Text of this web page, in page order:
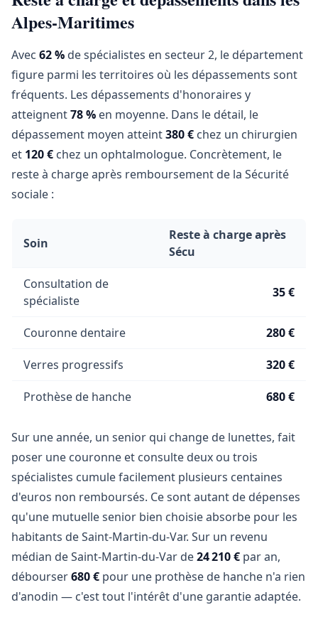
Alpes-Maritimes
Avec 62 % de spécialistes en secteur 2, le département
figure parmi les territoires où les dépassements sont
fréquents. Les dépassements d'honoraires y
atteignent78 % en moyenne. Dans le détail, le
dépassement moyen atteint380 € chez un chirurgien
et 120 € chez un ophtalmologue. Concrètement, le
reste à charge après remboursement de la Sécurité
sociale :
Soin
Reste à charge après
Sécu
Consultation de
spécialiste
35 €
Couronne dentaire 280 €
Verres progressifs 320 €
Prothèse de hanche 680 €
Sur une année, un senior qui change de lunettes, fait
poser une couronne et consulte deux ou trois
spécialistes cumule facilement plusieurs centaines
d'euros non remboursés. Ce sont autant de dépenses
qu'une mutuelle senior bien choisie absorbe pour les
habitants de Saint-Martin-du-Var. Sur un revenu
médian de Saint-Martin-du-Var de24 210 € par an,
débourser680 € pour une prothèse de hanche n'a rien
d'anodin — c'est tout l'intérêt d'une garantie adaptée.